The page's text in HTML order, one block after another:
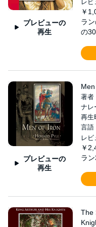
プレビューの
再生
レビ
￥
ラ
の
プレビューの
再生
著者
ナレ
再生
言語
レビ
￥
ラ
The